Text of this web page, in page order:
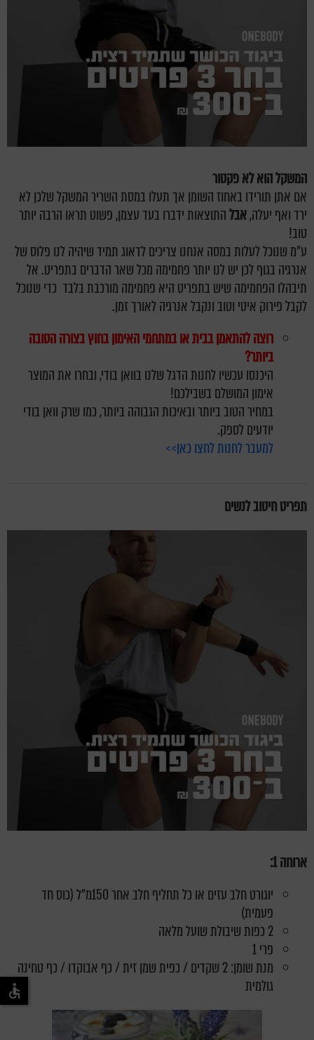
המשקל הוא לא פקטור
אם אתן תורידו באחוז השומן אך תעלו במסת השריר המשקל שלכן לא
ירד ואף יעלה,אבלהתוצאות ידברו בעד עצמן, פשוט תראו הרבה יותר
טוב!
ע"מ שנוכל לעלות במסה אנחנו צריכים לדאוג תמיד שיהיה לנו פלוס של
אנרגיה בגוף לכן יש לנו יותר פחמימה מכל שאר הדברים בתפריט. אל
תיבהלו הפחמימה שיש בתפריט היא פחמימה מורכבת בלבד כדי שנוכל
לקבל פירוק איטי וטוב ונקבל אנרגיה לאורך זמן.
רוצה להתאמן בבית או במתחמי האימון בחוץ בצורה הטובה
ביותר?
היכנסו עכשיו לחנות הדגל שלנו בוואן בודי, ובחרו את המוצר
אימון המושלם בשבילכם!
במחיר הטוב ביותר ובאיכות הגבוהה ביותר, כמו שרק וואן בודי
יודעים לספק.
למעבר לחנות לחצו כאן>>
תפריטחיטוב לנשים
ארוחה 1:
יוגורט חלב עזים או כל תחליף חלב אחר 150מ"ל (כוס חד
פעמית)
2 כפות שיבולת שועל מלאה
פרי 1
מנת שומן: 2 שקדים / כפית שמן זית / כף אבוקדו / כף טחינה
גולמית